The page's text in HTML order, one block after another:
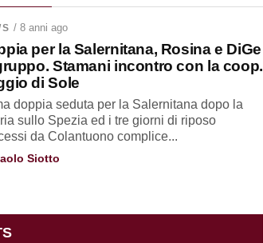
/ 8 anni ago
per la Salernitana, Rosina e DiGe
Stamani incontro con la coop.
di Sole
doppia seduta per la Salernitana dopo la
sullo Spezia ed i tre giorni di riposo
da Colantuono complice...
Siotto